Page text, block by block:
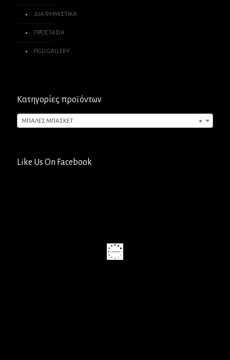
ΔΙΑΦΗΜΙΣΤΙΚΑ
ΠΡΟΣΤΑΣΙΑ
FIGLI GALLERY
Κατηγορίες προϊόντων
×
ΜΠΑΛΕΣ ΜΠΑΣΚΕΤ
Like Us On Facebook